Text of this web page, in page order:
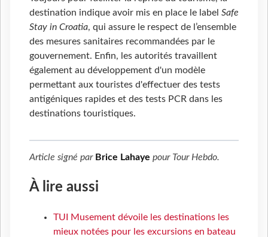
destination indique avoir mis en place le label Safe
Stay in Croatia, qui assure le respect de l’ensemble
des mesures sanitaires recommandées par le
gouvernement. Enfin, les autorités travaillent
également au développement d'un modèle
permettant aux touristes d'effectuer des tests
antigéniques rapides et des tests PCR dans les
destinations touristiques.
Article signé par Brice Lahaye pour Tour Hebdo.
À lire aussi
TUI Musement dévoile les destinations les
mieux notées pour les excursions en bateau